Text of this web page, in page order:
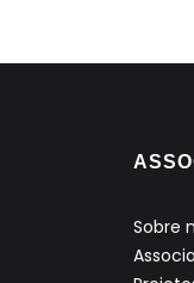
Sobre